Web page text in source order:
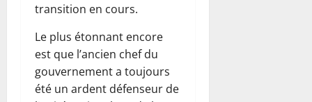
transition en cours.
Le plus étonnant encore
est que l’ancien chef du
gouvernement a toujours
été un ardent défenseur de